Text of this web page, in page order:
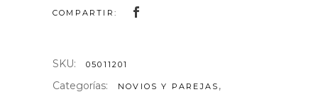
COMPARTIR:
SKU: 05011201
Categorías: NOVIOS Y PAREJAS ,